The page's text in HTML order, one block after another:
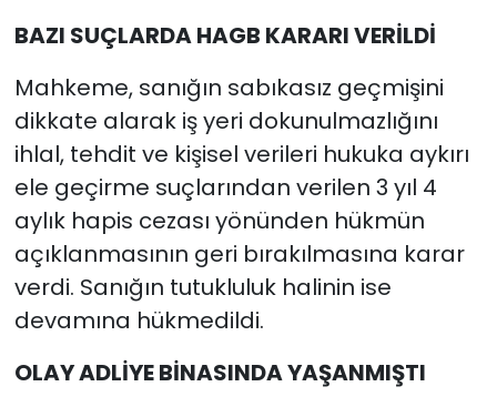
BAZI SUÇLARDA HAGB KARARI VERİLDİ
Mahkeme, sanığın sabıkasız geçmişini
dikkate alarak iş yeri dokunulmazlığını
ihlal, tehdit ve kişisel verileri hukuka aykırı
ele geçirme suçlarından verilen 3 yıl 4
aylık hapis cezası yönünden hükmün
açıklanmasının geri bırakılmasına karar
verdi. Sanığın tutukluluk halinin ise
devamına hükmedildi.
OLAY ADLİYE BİNASINDA YAŞANMIŞTI